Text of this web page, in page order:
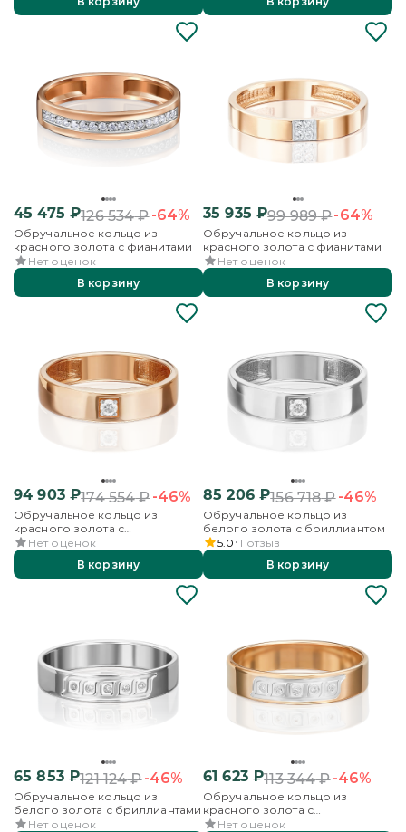
45 475 ₽126 534₽-64%
Обручальное кольцо из
красного золота с фианитами
Нет оценок
В корзину
35 935 ₽99 989₽-64%
Обручальное кольцо из
красного золота с фианитами
Нет оценок
В корзину
94 903₽174 554₽-46%
Обручальное кольцо из
красного золота с
бриллиантом
Нет оценок
В корзину
85 206₽156 718₽-46%
Обручальное кольцо из
белого золота с бриллиантом
5.0 1 отзыв
В корзину
65 853₽121 124₽-46%
Обручальное кольцо из
белого золота с бриллиантами
Нет оценок
61 623₽113 344₽-46%
Обручальное кольцо из
красного золота с
бриллиантами
Нет оценок